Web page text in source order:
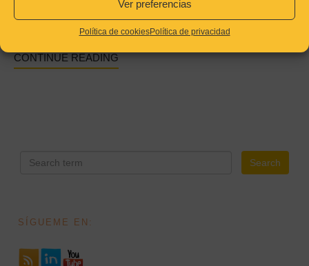
Ver preferencias
Política de cookiesPolítica de privacidad
demasiado habitual entre los Jefes de Obra; achacable en la
mayoría de los casos, a la falta de tiempo, o
CONTINUE READING
SÍGUEME EN: